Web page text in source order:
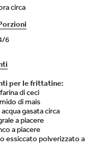
circa
6
per le frittatine:
di ceci
di mais
gasata circa
a piacere
a piacere
essiccato polverizzato a